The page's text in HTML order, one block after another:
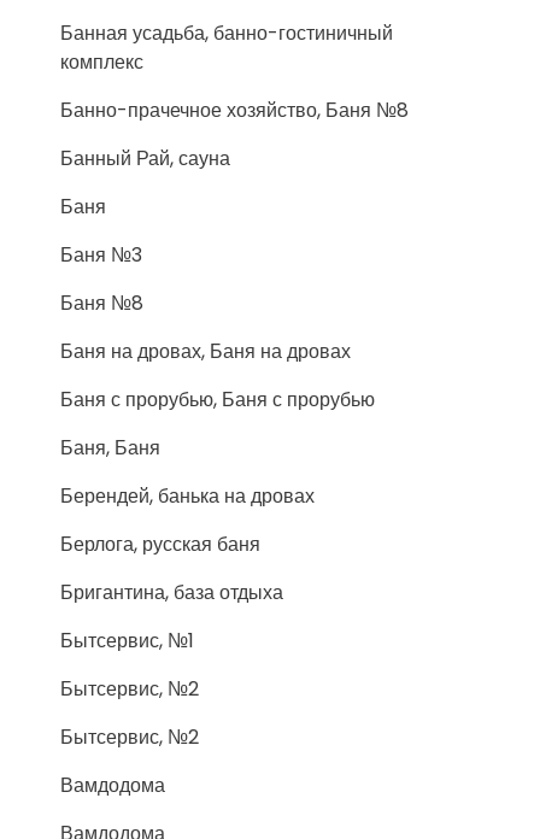
Банная усадьба, банно-гостиничный
комплекс
Банно-прачечное хозяйство, Баня №8
Банный Рай, сауна
Баня
Баня №3
Баня №8
Баня на дровах, Баня на дровах
Баня с прорубью, Баня с прорубью
Баня, Баня
Берендей, банька на дровах
Берлога, русская баня
Бригантина, база отдыха
Бытсервис, №1
Бытсервис, №2
Бытсервис, №2
Вамдодома